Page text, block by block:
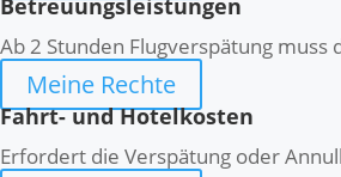
Betreuungsleistungen
Ab 2 Stunden Flugverspätung
Meine Rechte
Fahrt- und Hotelkosten
Erfordert die Verspätung oder